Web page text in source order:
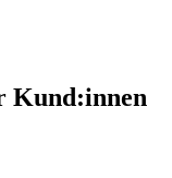
Kund:innen